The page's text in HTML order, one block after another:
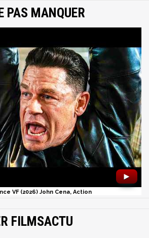
PAS MANQUER
►
VF (2026) John Cena, Action
FILMSACTU